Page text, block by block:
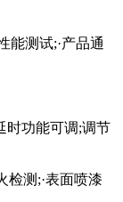
能测试;·产品通
时功能可调;调节
检测;·表面喷漆